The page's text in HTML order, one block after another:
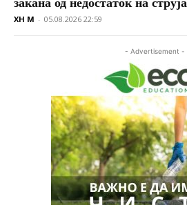
XH M - 05.08.2026 22:59
- Advertisement -